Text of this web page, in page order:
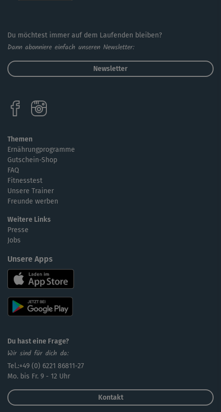
Du möchtest immer auf dem Laufenden bleiben?
Dann abonniere einfach unseren Newsletter:
Newsletter
Themen
Ernährungprogramme
Gutschein-Shop
FAQ
Fitnesstest
Unsere Trainer
Freunde werben
Weitere Links
Presse
Jobs
Unsere Apps
Du hast eine Frage?
Wir sind für dich da:
Tel.:+49 (0) 6221 86811-27
Mo. bis Fr. 9 - 12 Uhr
Kontakt